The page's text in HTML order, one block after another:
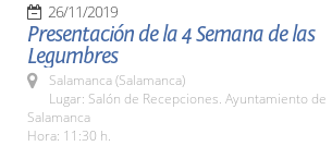
26/11/2019
Presentación de la 4 Semana de las
Legumbres
Salamanca (Salamanca)
Lugar: Salón de Recepciones. Ayuntamiento de
Salamanca
Hora: 11:30 h.